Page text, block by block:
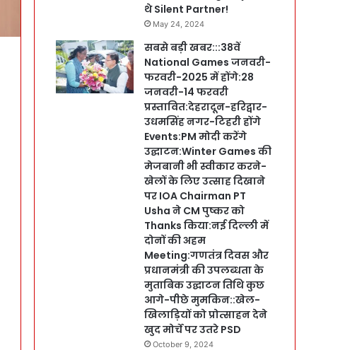
थे Silent Partner!
May 24, 2024
सबसे बड़ी खबर:::38वें
National Games जनवरी-
फरवरी-2025 में होंगे:28
जनवरी-14 फरवरी
प्रस्तावित:देहरादून-हरिद्वार-
उधमसिंह नगर-टिहरी होंगे
Events:PM मोदी करेंगे
उद्घाटन:Winter Games की
मेजबानी भी स्वीकार करने-
खेलों के लिए उत्साह दिखाने
पर IOA Chairman PT
Usha ने CM पुष्कर को
Thanks किया:नई दिल्ली में
दोनों की अहम
Meeting:गणतंत्र दिवस और
प्रधानमंत्री की उपलब्धता के
मुताबिक उद्घाटन तिथि कुछ
आगे-पीछे मुमकिन::खेल-
खिलाड़ियों को प्रोत्साहन देने
खुद मोर्चे पर उतरे PSD
October 9, 2024